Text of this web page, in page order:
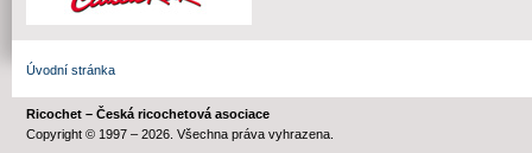
Úvodní stránka
Ricochet – Česká ricochetová asociace
Copyright © 1997 – 2026. Všechna práva vyhrazena.